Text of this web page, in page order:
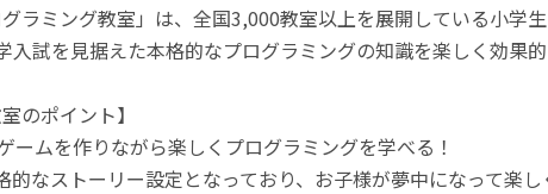
グラミング教室」は、全国3,000教室以上を展開している小学
入試を見据えた本格的なプログラミングの知識を楽しく効果
のポイント】
ムを作りながら楽しくプログラミングを学べる！
なストーリー設定となっており、お子様が夢中になって楽し